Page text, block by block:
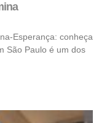
Esperança: conheça
São Paulo é um dos